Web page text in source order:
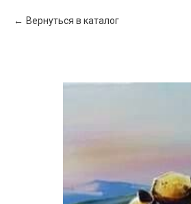
Вернуться в каталог